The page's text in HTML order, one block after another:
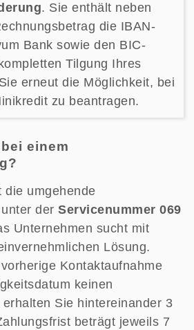
. Sie enthält neben
die IBAN-
Bank sowie den BIC-
Tilgung Ihres
erneut die Möglichkeit, bei
zu beantragen.
einem
die umgehende
der Servicenummer 069
Unternehmen sucht mit
Lösung.
Kontaktaufnahme
keinen
Sie hintereinander 3
beträgt jeweils 7